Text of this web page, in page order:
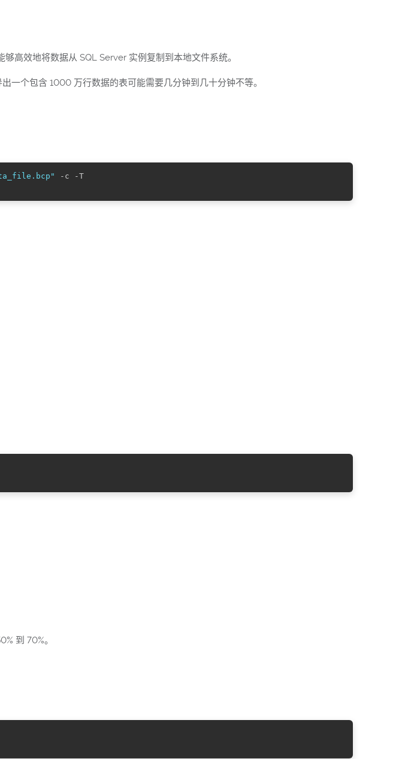
高效地将数据从 SQL Server 实例复制到本地文件系统。
一个包含 1000 万行数据的表可能需要几分钟到几十分钟不等。
-c -T
到 70%。